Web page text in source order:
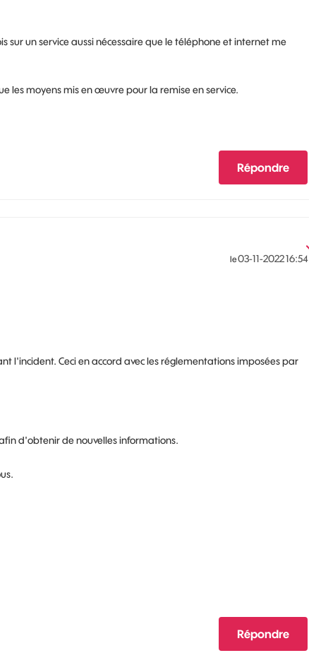
sur un service aussi nécessaire que le téléphone et internet me
les moyens mis en œuvre pour la remise en service.
Répondre
le‎03-11-202216:54
l'incident. Ceci en accord avec les réglementations imposées par
d'obtenir de nouvelles informations.
Répondre